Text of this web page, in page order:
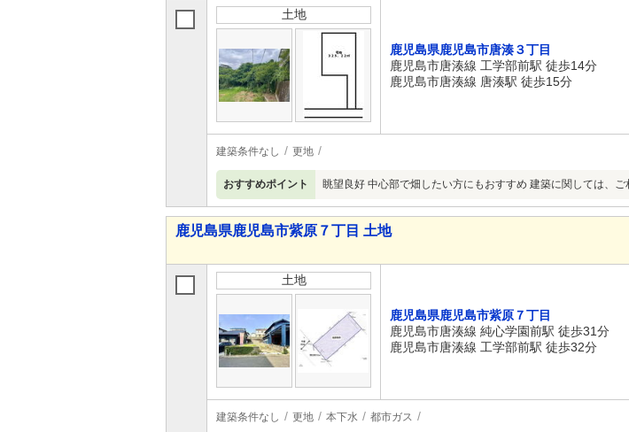
土地
鹿児島県鹿児島市唐湊３丁目
鹿児島市唐湊線 工学部前駅 徒歩14分
鹿児島市唐湊線 唐湊駅 徒歩15分
建築条件なし 更地
おすすめポイント 眺望良好 中心部で畑したい方にもおすすめ 建築に関しては、ご
鹿児島県鹿児島市紫原７丁目 土地
土地
鹿児島県鹿児島市紫原７丁目
鹿児島市唐湊線 純心学園前駅 徒歩31分
鹿児島市唐湊線 工学部前駅 徒歩32分
建築条件なし 更地 本下水 都市ガス